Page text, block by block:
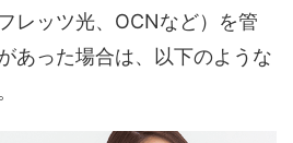
レッツ光、OCNなど）を管
あった場合は、以下のような